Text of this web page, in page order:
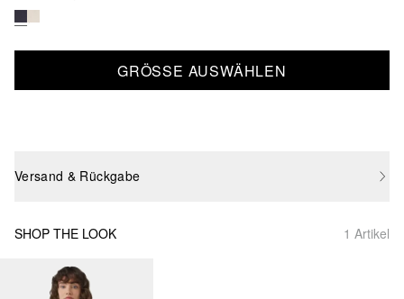
GRÖSSE AUSWÄHLEN
Versand & Rückgabe
SHOP THE LOOK 1 Artikel